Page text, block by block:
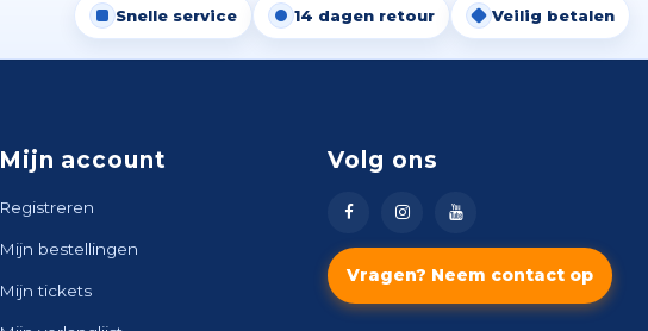
Snelle service 14 dagen retour Veilig betalen
Mijn account
Registreren
Mijn bestellingen
Mijn tickets
Volg ons
Vragen? Neem contact op